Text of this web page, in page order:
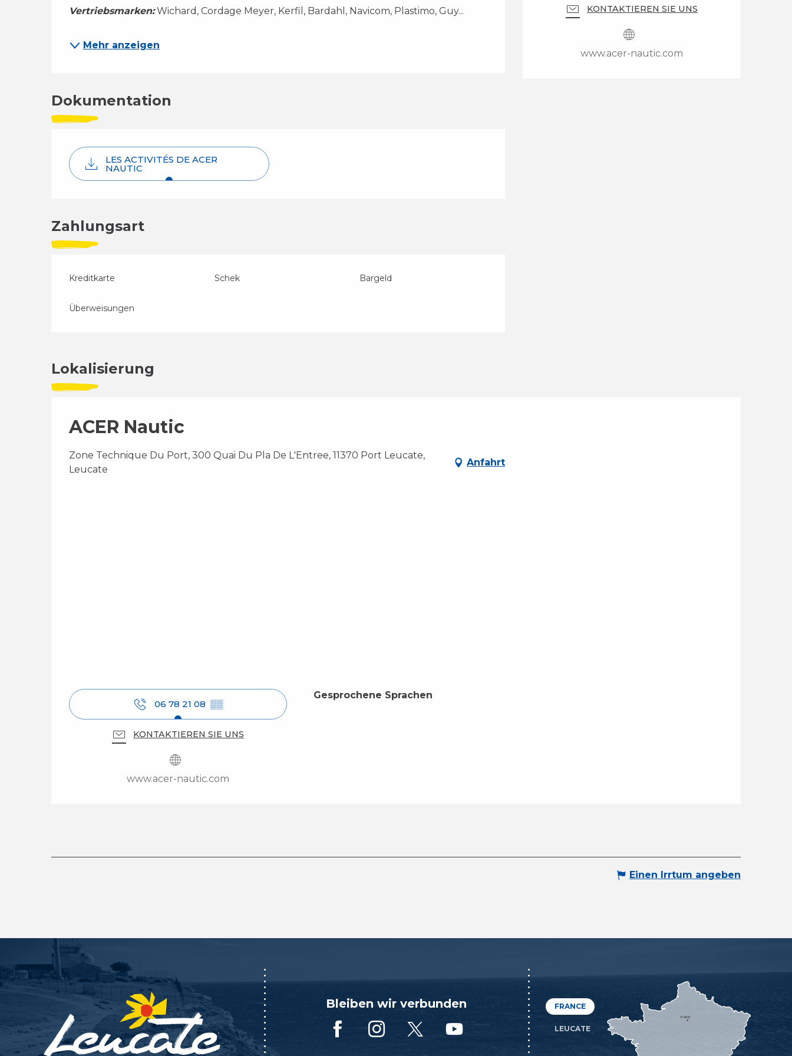
KONTAKTIEREN SIE UNS
www.acer-nautic.com
Vertriebsmarken: Wichard, Cordage Meyer, Kerfil, Bardahl, Navicom, Plastimo, Guy...
Mehr anzeigen
Dokumentation
LES ACTIVITÉS DE ACER
NAUTIC
Zahlungsart
Kreditkarte Schek Bargeld
Überweisungen
Lokalisierung
ACER Nautic
Zone Technique Du Port, 300 Quai Du Pla De L'Entree, 11370 Port Leucate,
Leucate
Anfahrt
06 78 21 08 ▒▒
KONTAKTIEREN SIE UNS
www.acer-nautic.com
Gesprochene Sprachen
Gesprochene Sprachen
Einen Irrtum angeben
Bleiben wir verbunden FRANCE
LEUCATE
PARIS